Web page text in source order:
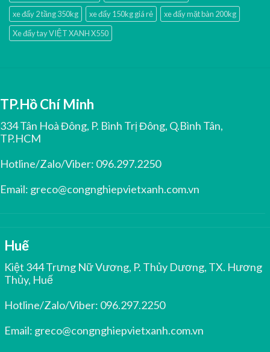
xe đẩy 2 tầng 350kg
xe đẩy 150kg giá rẻ
xe đẩy mặt bàn 200kg
Xe đẩy tay VIỆT XANH X550
TP.Hồ Chí Minh
334 Tân Hoà Đông, P. Bình Trị Đông, Q.Bình Tân,
TP.HCM
Hotline/Zalo/Viber: 096.297.2250
Email: greco@congnghiepvietxanh.com.vn
Huế
Kiệt 344 Trưng Nữ Vương, P. Thủy Dương, TX. Hương
Thủy, Huế
Hotline/Zalo/Viber: 096.297.2250
Email: greco@congnghiepvietxanh.com.vn